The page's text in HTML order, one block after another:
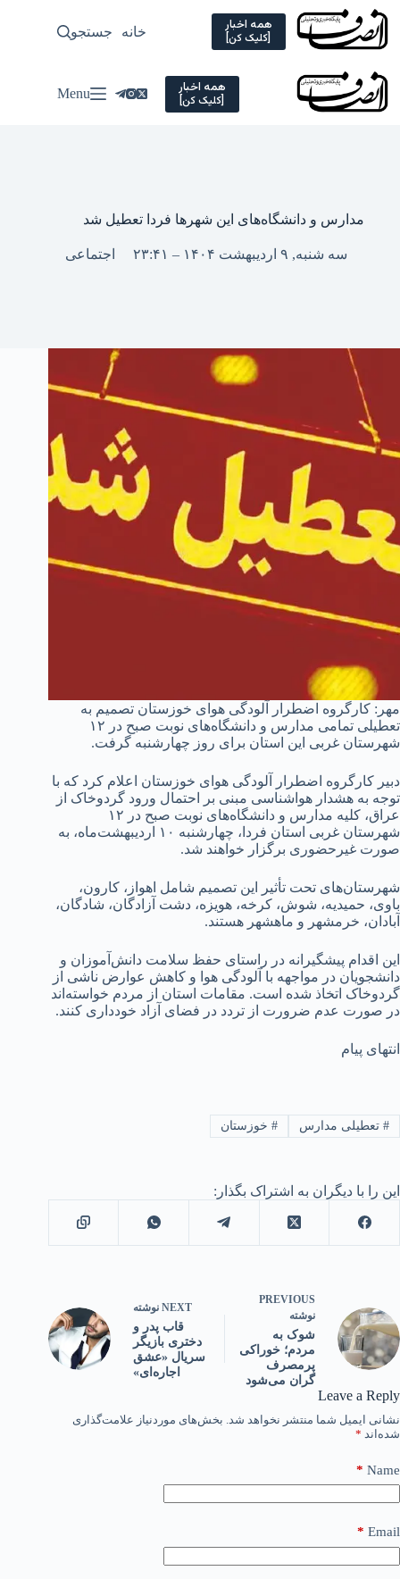
Skip
content
همه اخبار
[کلیک کن] خانه سیاسی
جستجو
همه اخبار
[کلیک کن] Menu
مدارس و دانشگاه‌های این شهرها فردا تعطیل شد
سه شنبه, ۹ اردیبهشت ۱۴۰۴ – ۲۳:۴۱ اجتماعی
مهر: کارگروه اضطرار آلودگی هوای خوزستان تصمیم به
تعطیلی تمامی مدارس و دانشگاه‌های نوبت صبح در ۱۲
شهرستان غربی این استان برای روز چهارشنبه گرفت.
دبیر کارگروه اضطرار آلودگی هوای خوزستان اعلام کرد که با
توجه به هشدار هواشناسی مبنی بر احتمال ورود گردوخاک از
عراق، کلیه مدارس و دانشگاه‌های نوبت صبح در ۱۲
شهرستان غربی استان فردا، چهارشنبه ۱۰ اردیبهشت‌ماه، به
صورت غیرحضوری برگزار خواهند شد.
شهرستان‌های تحت تأثیر این تصمیم شامل اهواز، کارون،
باوی، حمیدیه، شوش، کرخه، هویزه، دشت آزادگان، شادگان،
آبادان، خرمشهر و ماهشهر هستند.
این اقدام پیشگیرانه در راستای حفظ سلامت دانش‌آموزان و
دانشجویان در مواجهه با آلودگی هوا و کاهش عوارض ناشی از
گردوخاک اتخاذ شده است. مقامات استان از مردم خواسته‌اند
در صورت عدم ضرورت از تردد در فضای آزاد خودداری کنند.
انتهای پیام
#تعطیلی مدارس #خوزستان
این را با دیگران به اشتراک بگذار:
PREVIOUS
نوشته
شوک به
مردم؛ خوراکی
پرمصرف
گران می‌شود
NEXT نوشته
قاب پدر و
دختری بازیگر
سریال «عشق
اجاره‌ای»
Leave a Reply
نشانی ایمیل شما منتشر نخواهد شد. بخش‌های موردنیاز علامت‌گذاری
شده‌اند *
Name
*
Email
*